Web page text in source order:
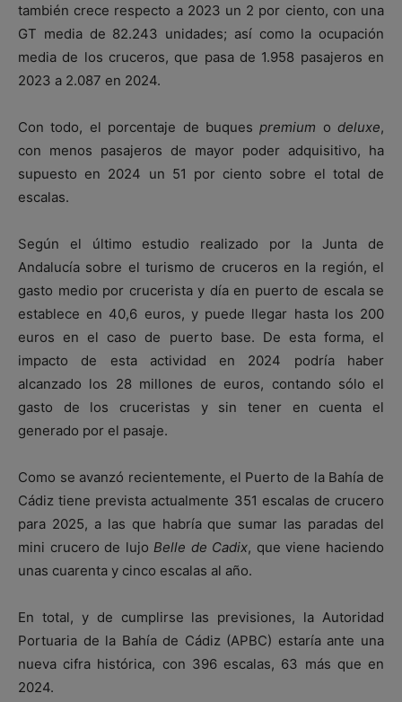
también crece respecto a 2023 un 2 por ciento, con una
GT media de 82.243 unidades; así como la ocupación
media de los cruceros, que pasa de 1.958 pasajeros en
2023 a 2.087 en 2024.
Con todo, el porcentaje de buquespremium o deluxe,
con menos pasajeros de mayor poder adquisitivo, ha
supuesto en 2024 un 51 por ciento sobre el total de
escalas.
Según el último estudio realizado por la Junta de
Andalucía sobre el turismo de cruceros en la región, el
gasto medio por crucerista y día en puerto de escala se
establece en 40,6 euros, y puede llegar hasta los 200
euros en el caso de puerto base. De esta forma, el
impacto de esta actividad en 2024 podría haber
alcanzado los 28 millones de euros, contando sólo el
gasto de los cruceristas y sin tener en cuenta el
generado por el pasaje.
Como se avanzó recientemente, el Puerto de la Bahía de
Cádiz tiene prevista actualmente 351 escalas de crucero
para 2025, a las que habría que sumar las paradas del
mini crucero de lujo Belle de Cadix, que viene haciendo
unas cuarenta y cinco escalas al año.
En total, y de cumplirse las previsiones, la Autoridad
Portuaria de la Bahía de Cádiz (APBC) estaría ante una
nueva cifra histórica, con 396 escalas, 63 más que en
2024.